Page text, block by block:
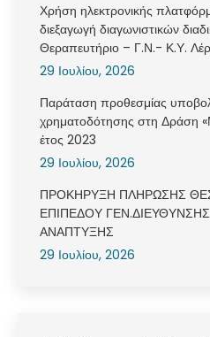
Χρήση ηλεκτρονικής
διεξαγωγή διαγωνιστικών
Θεραπευτήριο – Γ.Ν.- Κ.Υ.
29 Ιουλίου, 2026
Παράταση προθεσμίας
χρηματοδότησης στη Δράση
έτος 2023
29 Ιουλίου, 2026
ΠΡΟΚΗΡΥΞΗ ΠΛΗΡΩΣΗΣ
ΕΠΙΠΕΔΟΥ
ΑΝΑΠΤΥΞΗΣ
29 Ιουλίου, 2026